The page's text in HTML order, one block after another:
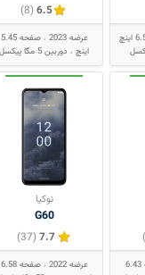
6.5
(8)
عرضه 2023
صفحه 5.45
اینچ دوربین 5 مگا پیکسل
صفحه 6.43
نوکیا
G60
7.7
(37)
عرضه 2022
صفحه 6.58